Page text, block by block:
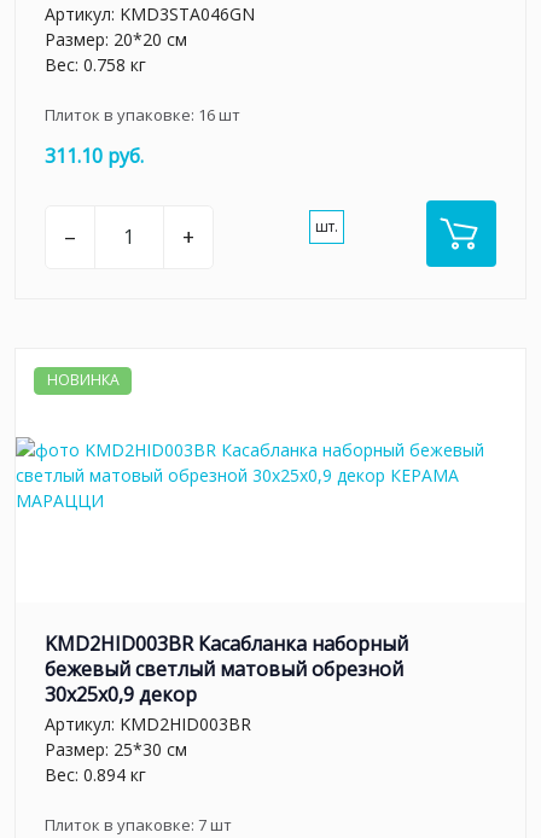
Артикул: KMD3STA046GN
Размер: 20*20 см
Вес: 0.758 кг
Плиток в упаковке: 16шт
311.10 руб.
– + шт.
НОВИНКА
KMD2HID003BR Касабланка наборный
бежевый светлый матовый обрезной
30x25x0,9 декор
Артикул: KMD2HID003BR
Размер: 25*30 см
Вес: 0.894 кг
Плиток в упаковке: 7шт